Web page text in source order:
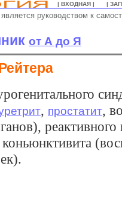
| ВХОДНАЯ | |
руководством к
от А до Я
, простатит,
реактивного
коньюнктивита